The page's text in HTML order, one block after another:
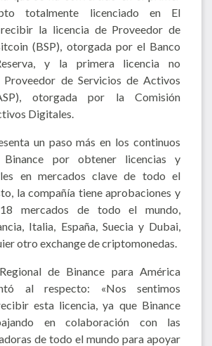
totalmente licenciado en El
la licencia de Proveedor de
(BSP), otorgada por el Banco
y la primera licencia no
de Servicios de Activos
otorgada por la Comisión
Digitales.
un paso más en los continuos
Binance por obtener licencias y
en mercados clave de todo el
la compañía tiene aprobaciones y
mercados de todo el mundo,
Italia, España, Suecia y Dubai,
otro exchange de criptomonedas.
de Binance para América
al respecto: «Nos sentimos
esta licencia, ya que Binance
en colaboración con las
de todo el mundo para apoyar